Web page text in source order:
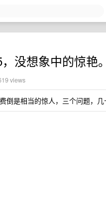
没想象中的惊艳。
views
倒是相当的惊人，三个问题，几